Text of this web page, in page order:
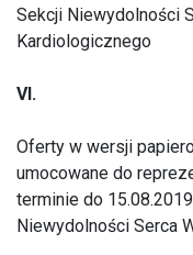
Sekcji Niewydolności
Kardiologicznego
VI.
Oferty w wersji
umocowane do
terminie do
Niewydolności Serca